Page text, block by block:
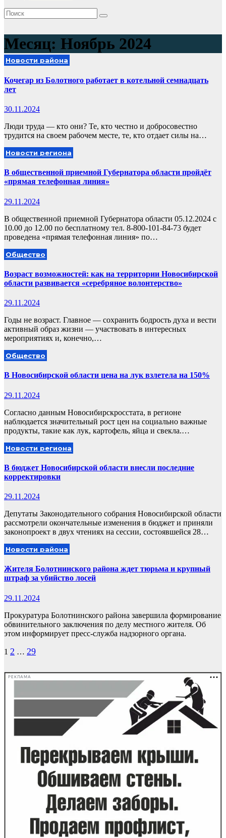
Месяц: Ноябрь 2024
Новости района
Кочегар из Болотного работает в котельной семнадцать
лет
30.11.2024
Люди труда — кто они? Те, кто честно и добросовестно
трудится на своем рабочем месте, те, кто отдает силы на…
Новости региона
В общественной приемной Губернатора области пройдёт
«прямая телефонная линия»
29.11.2024
В общественной приемной Губернатора области 05.12.2024 с
10.00 до 12.00 по бесплатному тел. 8-800-101-84-73 будет
проведена «прямая телефонная линия» по…
Общество
Возраст возможностей: как на территории Новосибирской
области развивается «серебряное волонтерство»
29.11.2024
Годы не возраст. Главное — сохранить бодрость духа и вести
активный образ жизни — участвовать в интересных
мероприятиях и, конечно,…
Общество
В Новосибирской области цена на лук взлетела на 150%
29.11.2024
Согласно данным Новосибирскросстата, в регионе
наблюдается значительный рост цен на социально важные
продукты, такие как лук, картофель, яйца и свекла.…
Новости региона
В бюджет Новосибирской области внесли последние
корректировки
29.11.2024
Депутаты Законодательного собрания Новосибирской области
рассмотрели окончательные изменения в бюджет и приняли
законопроект в двух чтениях на сессии, состоявшейся 28…
Новости района
Жителя Болотнинского района ждет тюрьма и крупный
штраф за убийство лосей
29.11.2024
Прокуратура Болотнинского района завершила формирование
обвинительного заключения по делу местного жителя. Об
этом информирует пресс-служба надзорного органа.
Пагинация
1 2 … 29
РЕКЛАМА